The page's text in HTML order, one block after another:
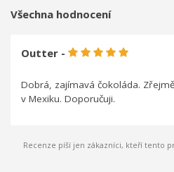
Všechna hodnocení
Outter -
Dobrá, zajímavá čokoláda.
v Mexiku. Doporučuji.
Recenze píší jen zákazníci, kteří tento